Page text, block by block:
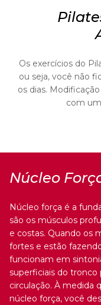
Os exercícios do
ou seja, você não
os dias.
com
Núcleo
Núcleo força é a
são os músculos
e costas. Quando os
fortes e estão
funcionam em
superficiais do tronco
circulação. À medida
núcleo força, você